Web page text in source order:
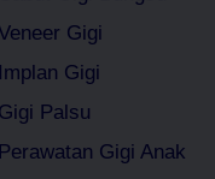
Gigi
Implan Gigi
Gigi Palsu
Perawatan Gigi Anak